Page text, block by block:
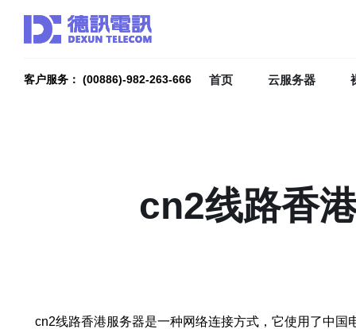
客户服务： (00886)-982-263-666 首页 云服务器
cn2线路香
cn2线路香港服务器是一种网络连接方式，它使用了中